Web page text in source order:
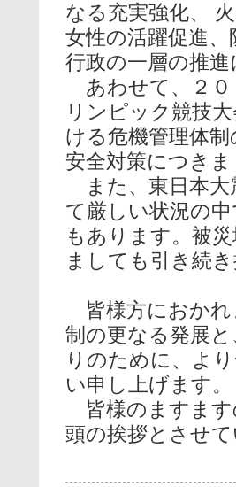
なる充実強化、
女性の活躍促進
行政の一層の推
あわせて、２０
リンピック競技
ける危機管理体
安全対策につき
また、東日本大
て厳しい状況の
もあります。被
ましても引き続
皆様方におかれ
制の更なる発展
りのために、よ
い申し上げます。
皆様のますます
頭の挨拶とさせ